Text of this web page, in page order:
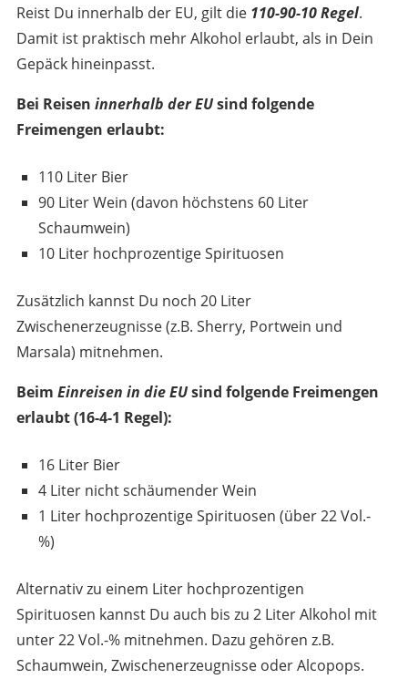
Reist Du innerhalb der EU, gilt die 110-90-10 Regel.
Damit ist praktisch mehr Alkohol erlaubt, als in Dein
Gepäck hineinpasst.
Bei Reisen innerhalb der EUsind folgende
Freimengen erlaubt:
110 Liter Bier
90 Liter Wein (davon höchstens 60 Liter
Schaumwein)
10 Liter hochprozentige Spirituosen
Zusätzlich kannst Du noch 20 Liter
Zwischenerzeugnisse (z.B. Sherry, Portwein und
Marsala) mitnehmen.
Beim Einreisen in die EUsind folgende Freimengen
erlaubt (16-4-1 Regel):
16 Liter Bier
4 Liter nicht schäumender Wein
1 Liter hochprozentige Spirituosen (über 22 Vol.-
%)
Alternativ zu einem Liter hochprozentigen
Spirituosen kannst Du auch bis zu 2 Liter Alkohol mit
unter 22 Vol.-% mitnehmen. Dazu gehören z.B.
Schaumwein, Zwischenerzeugnisse oder Alcopops.